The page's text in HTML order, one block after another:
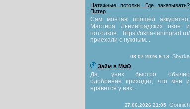
Натяжные потолки. Где заказывать?
Питер
Сам монтаж прошёл аккуратно.
Мастера Ленинградских окон и
потолков https://okna-leningrad.ru/
приехали с нужным...
08.07.2026 8:18
Shyrka
Займ в МФО
Да, уних быстро обычно
одобрение приходит, что мне и
нравится у них...
27.06.2026 21:05 Gorinich